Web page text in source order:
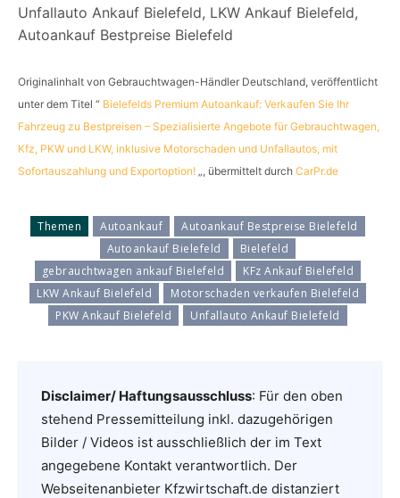
Unfallauto Ankauf Bielefeld, LKW Ankauf Bielefeld,
Autoankauf Bestpreise Bielefeld
Originalinhalt von Gebrauchtwagen-Händler Deutschland, veröffentlicht
unter dem Titel “ Bielefelds Premium Autoankauf: Verkaufen Sie Ihr
Fahrzeug zu Bestpreisen – Spezialisierte Angebote für Gebrauchtwagen,
Kfz, PKW und LKW, inklusive Motorschaden und Unfallautos, mit
Sofortauszahlung und Exportoption! „, übermittelt durch CarPr.de
Themen Autoankauf
Autoankauf Bestpreise Bielefeld
Autoankauf Bielefeld
Bielefeld
gebrauchtwagen ankauf Bielefeld
KFz Ankauf Bielefeld
LKW Ankauf Bielefeld
Motorschaden verkaufen Bielefeld
PKW Ankauf Bielefeld
Unfallauto Ankauf Bielefeld
Disclaimer/ Haftungsausschluss: Für den oben
stehend Pressemitteilung inkl. dazugehörigen
Bilder / Videos ist ausschließlich der im Text
angegebene Kontakt verantwortlich. Der
Webseitenanbieter Kfzwirtschaft.de distanziert